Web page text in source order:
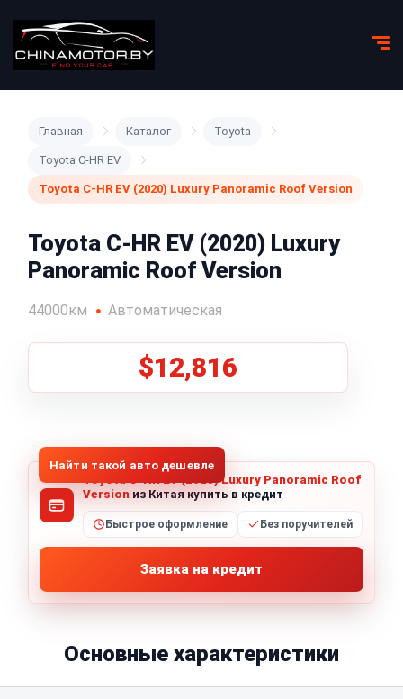
Главная Каталог Toyota
Toyota C-HR EV
Toyota C-HR EV (2020) Luxury Panoramic Roof Version
Toyota C-HR EV (2020) Luxury
Panoramic Roof Version
44000км Автоматическая
$12,816
Найти такой авто дешевле
Toyota C-HR EV (2020) Luxury Panoramic Roof
Version из Китая купить в кредит
Быстрое оформление Без поручителей
Заявка на кредит
Основные характеристики